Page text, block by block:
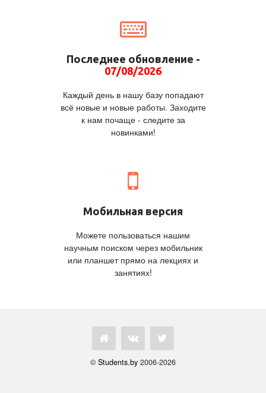
Последнее обновление -
07/08/2026
Каждый день в нашу базу попадают
всё новые и новые работы. Заходите
к нам почаще - следите за
новинками!
Мобильная версия
Можете пользоваться нашим
научным поиском через мобильник
или планшет прямо на лекциях и
занятиях!
© Students.by 2006-2026